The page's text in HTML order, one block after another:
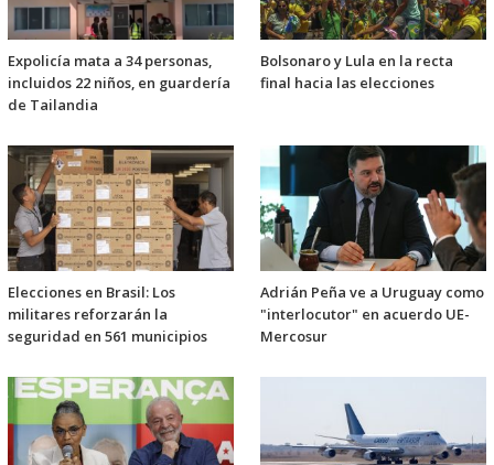
Expolicía mata a 34 personas,
incluidos 22 niños, en guardería
de Tailandia
Bolsonaro y Lula en la recta
final hacia las elecciones
Elecciones en Brasil: Los
militares reforzarán la
seguridad en 561 municipios
Adrián Peña ve a Uruguay como
"interlocutor" en acuerdo UE-
Mercosur